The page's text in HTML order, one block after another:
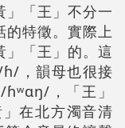
「王」不分一
特徵。實際上
」「王」的。這
，韻母也很接
，「王」
在北方濁音清